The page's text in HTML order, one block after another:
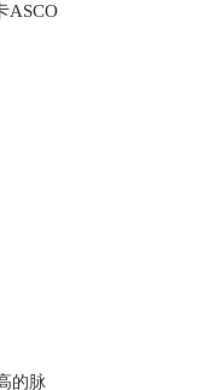
ASCO
的脉